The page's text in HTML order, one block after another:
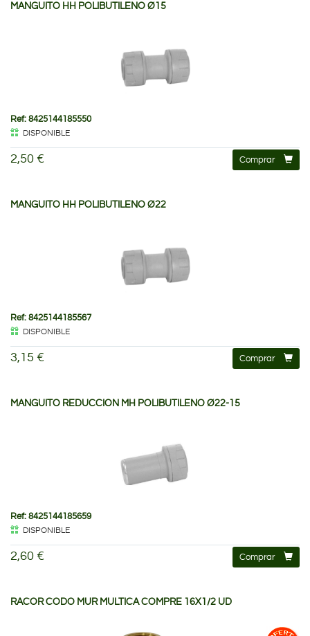
MANGUITO HH POLIBUTILENO Ø15
Ref: 8425144185550
DISPONIBLE
2,50 € Comprar
MANGUITO HH POLIBUTILENO Ø22
Ref: 8425144185567
DISPONIBLE
3,15 € Comprar
MANGUITO REDUCCION MH POLIBUTILENO Ø22-15
Ref: 8425144185659
DISPONIBLE
2,60 € Comprar
RACOR CODO MUR MULTICA COMPRE 16X1/2 UD